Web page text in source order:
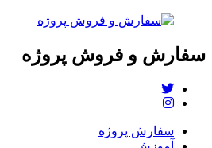
سفارش و فروش پروژه
سفارش پروژه